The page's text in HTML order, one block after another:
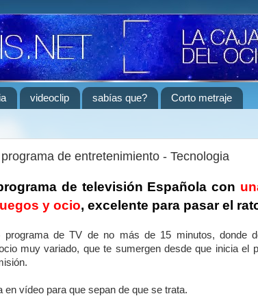
videoclip sabías que? Corto metraje
de entretenimiento - Tecnologia
de televisión Española con
y ocio, excelente para pasar el
programa de TV de no más de 15 minutos, donde
muy variado, que te sumergen desde que inicia el
en vídeo para que sepan de que se trata.